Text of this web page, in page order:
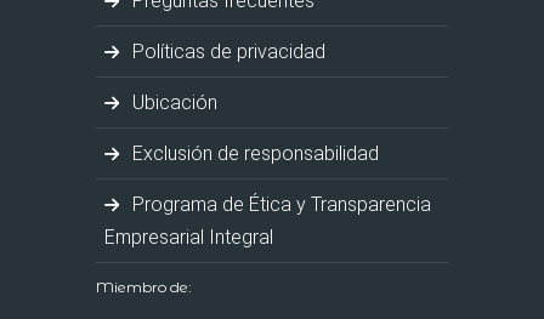
Políticas de privacidad
Ubicación
Exclusión de responsabilidad
Programa de Ética y Transparencia
Empresarial Integral
Miembro de: